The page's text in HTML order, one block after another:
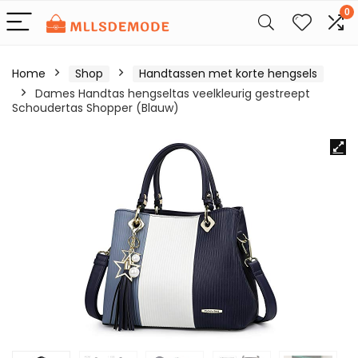
0
Home Shop
Handtassen met korte hengsels
Dames Handtas hengseltas veelkleurig gestreept
Schoudertas Shopper (Blauw)